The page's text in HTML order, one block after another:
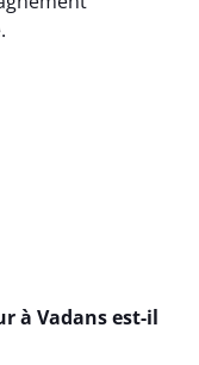
à Vadans est-il